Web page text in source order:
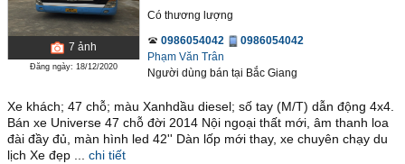
7 ảnh
Đăng ngày: 18/12/2020
Có thương lượng
0986054042
0986054042
Phạm Văn Trân
Người dùng bán tại Bắc Giang
Xe khách; 47 chỗ; màu Xanhdầu diesel; số tay (M/T) dẫn động 4x4.
Bán xe Universe 47 chỗ đời 2014 Nội ngoại thất mới, âm thanh loa
đài đầy đủ, màn hình led 42'' Dàn lốp mới thay, xe chuyên chạy du
lịch Xe đẹp ...
chi tiết